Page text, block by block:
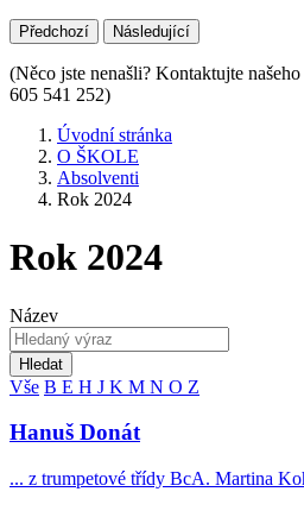
Předchozí Následující
(Něco jste nenašli? Kontaktujte
605 541 252)
Úvodní stránka
O ŠKOLE
Absolventi
Rok 2024
Rok 2024
Název
Hledat
Vše B E H J K M N O Z
Hanuš Donát
... z trumpetové třídy BcA. Martina